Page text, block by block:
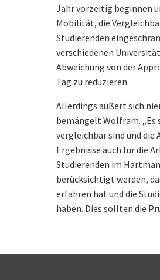
Jahr vorzeitig beginnen
Mobilität, die
Studierenden
verschiedenen
Abweichung von der
Tag zu reduzieren.
Allerdings äußert sich
bemängelt Wolfram.
vergleichbar sind und
Ergebnisse auch für die
Studierenden im
berücksichtigt werden,
erfahren hat und die
haben. Dies sollten die